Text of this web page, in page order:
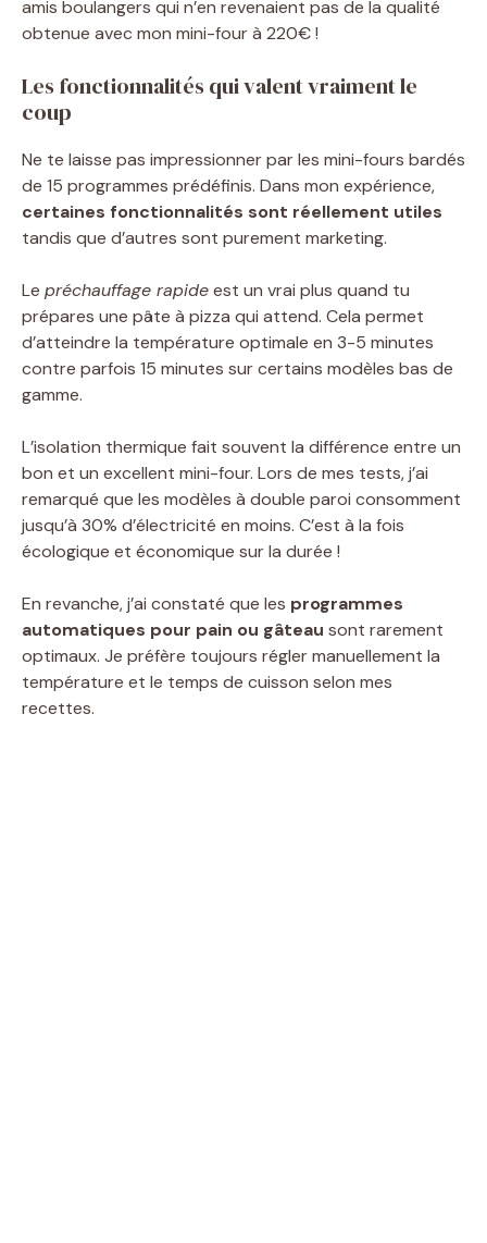
amis boulangers qui n’en revenaient pas de la qualité
obtenue avec mon mini-four à 220€ !
Les fonctionnalités qui valent vraiment le
coup
Ne te laisse pas impressionner par les mini-fours bardés
de 15 programmes prédéfinis. Dans mon expérience,
certaines fonctionnalités sont réellement utiles
tandis que d’autres sont purement marketing.
Le préchauffage rapideest un vrai plus quand tu
prépares une pâte à pizza qui attend. Cela permet
d’atteindre la température optimale en 3-5 minutes
contre parfois 15 minutes sur certains modèles bas de
gamme.
L’isolation thermique fait souvent la différence entre un
bon et un excellent mini-four. Lors de mes tests, j’ai
remarqué que les modèles à double paroi consomment
jusqu’à 30% d’électricité en moins. C’est à la fois
écologique et économique sur la durée !
En revanche, j’ai constaté que les programmes
automatiques pour pain ou gâteau sont rarement
optimaux. Je préfère toujours régler manuellement la
température et le temps de cuisson selon mes
recettes.